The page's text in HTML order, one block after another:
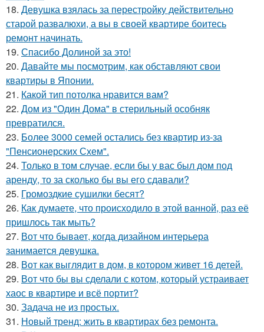
18. Девушка взялась за перестройку действительно
старой развалюхи, а вы в своей квартире боитесь
ремонт начинать.
19. Спасибо Долиной за это!
20. Давайте мы посмотрим, как обставляют свои
квартиры в Японии.
21. Какой тип потолка нравится вам?
22. Дом из "Один Дома" в стерильный особняк
превратился.
23. Более 3000 семей остались без квартир из-за
"Пенсионерских Схем".
24. Только в том случае, если бы у вас был дом под
аренду, то за сколько бы вы его сдавали?
25. Громоздкие сушилки бесят?
26. Как думаете, что происходило в этой ванной, раз её
пришлось так мыть?
27. Вот что бывает, когда дизайном интерьера
занимается девушка.
28. Вот как выглядит в дом, в котором живет 16 детей.
29. Вот что бы вы сделали с котом, который устраивает
хаос в квартире и всё портит?
30. Задача не из простых.
31. Новый тренд: жить в квартирах без ремонта.